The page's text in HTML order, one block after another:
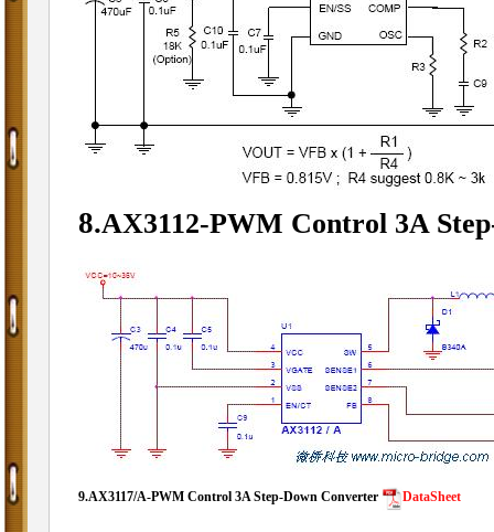
8.AX3112-PWM Control 3A
9.AX3117/A-PWM Control 3A Step-Down Converter DataSheet